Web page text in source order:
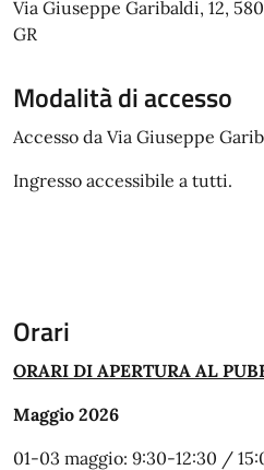
Via Giuseppe Garibaldi, 12,
GR
Modalità di accesso
Accesso da Via Giuseppe
Ingresso accessibile a tutti.
Orari
ORARI DI APERTURA AL
Maggio 2026
01-03 maggio: 9:30-12:30 /